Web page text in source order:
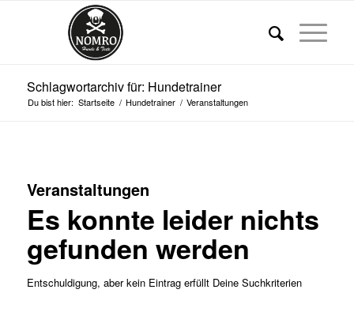
Schlagwortarchiv für: Hundetrainer
Du bist hier: Startseite / Hundetrainer / Veranstaltungen
Veranstaltungen
Es konnte leider nichts
gefunden werden
Entschuldigung, aber kein Eintrag erfüllt Deine Suchkriterien